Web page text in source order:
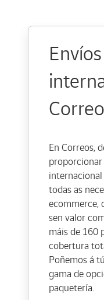
Envíos
En Correos,
proporcionar
todas as
ecommerce,
sen valor
máis de 160
cobertura
Poñemos á
gama de
paquetería.